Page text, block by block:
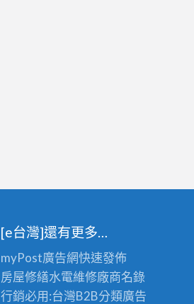
[e台灣]還有更多…
myPost廣告網快速發佈
房屋修繕水電維修廠商名錄
行銷必用:台灣B2B分類廣告